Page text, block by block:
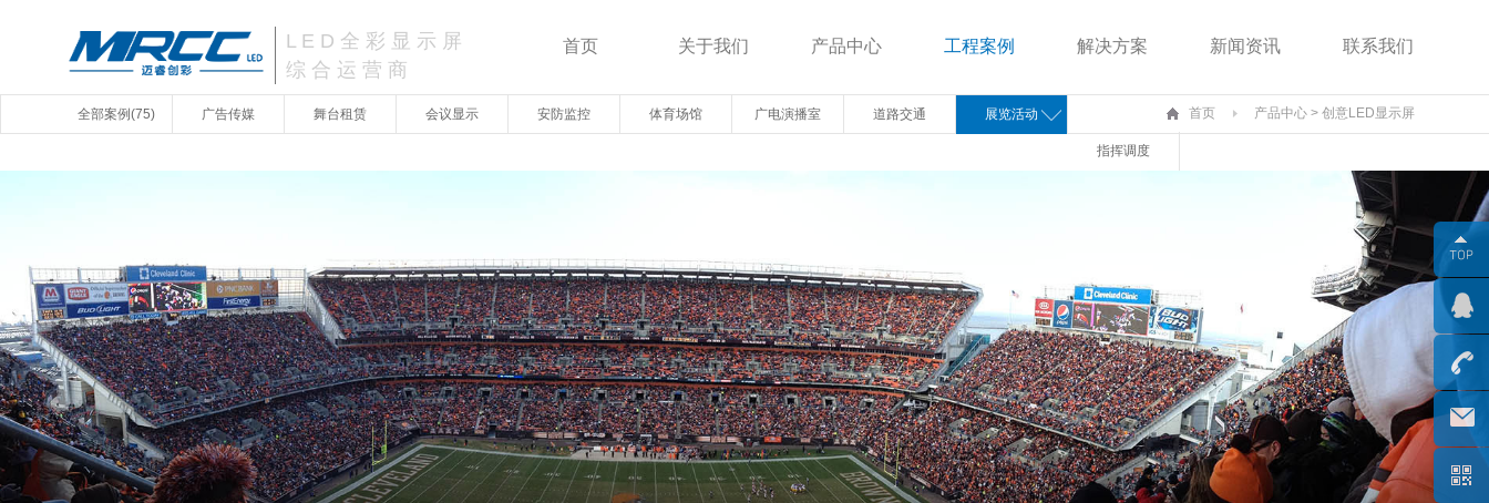
L E D 全 彩 显 示 屏
综 合 运 营 商
首页 关于我们 产品中心 工程案例 解决方案 新闻资讯 联系我们
首页 产品中心> 创意LED显示屏
全部案例(75) 广告传媒 舞台租赁 会议显示 安防监控 体育场馆 广电演播室 道路交通 展览活动
指挥调度